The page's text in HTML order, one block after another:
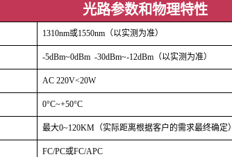
光路参数和物理特性
1310nm或1550nm（以实测为准）
-5dBm~0dBm -30dBm~-12dBm（以实测为准）
AC 220V<20W
0°C~+50°C
最大0~120KM（实际距离根据客户的需求最终确定）
FC/PC或FC/APC